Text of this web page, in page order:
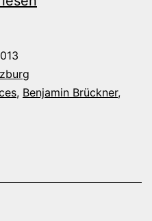
, Benjamin Brückner,